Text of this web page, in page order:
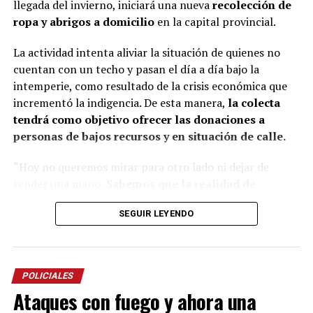
En esa línea, en 2014, Marinoni incluyó alCurupí, el
personaje de la mitología guaraní que tiene un pene
largo y envuelto en su cuerpo, un hecho que significó
una gran polémica en el anfiteatro Mario del Tránsito
Cocomarola, de Corrientes, donde se hacía e festival
chamamecero.
“Las políticas culturales son muy importantes”, apunta
el coreógrafo posadeño al considerar que siempre fue el
Estado el que garantizó las seguridad laboral a los
“Nunca vino una empresa a decirme: Luis, vamos a
poner una compañía para llevarlos afuera. Siempre el
Estado estuvo para garantizar espacios para la
llegada del invierno, iniciará una nuevarecolección de
ropa y abrigos a domicilioen la capital provincial.
La actividad intenta aliviar la situación de quienes no
cuentan con un techo y pasan el día a día bajo la
intemperie, como resultado de la crisis económica que
incrementó la indigencia. De esta manera, la colecta
tendrá como objetivo ofrecer las donaciones a
personas de bajos recursos y en situación de calle.
“Hoy no queremos mirar para otro lado ni dejar de
muchos es difícil, que hay noches frías, mesas
vacías y corazones que necesitan un poco de
sincero: las ganas de estar presentes, de no ser
indiferentes y de hacer algo, por más pequeño que
parezca”, expresó Piñeiro.
SEGUIR LEYENDO
POLICIALES
Ataques con fuego y ahora una